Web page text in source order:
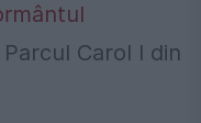
Parcul Carol I din